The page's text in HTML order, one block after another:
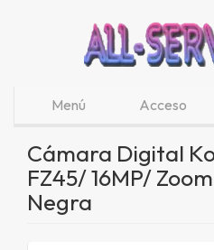
Menú Acceso
Cámara Digital
FZ45/ 16MP/
Negra